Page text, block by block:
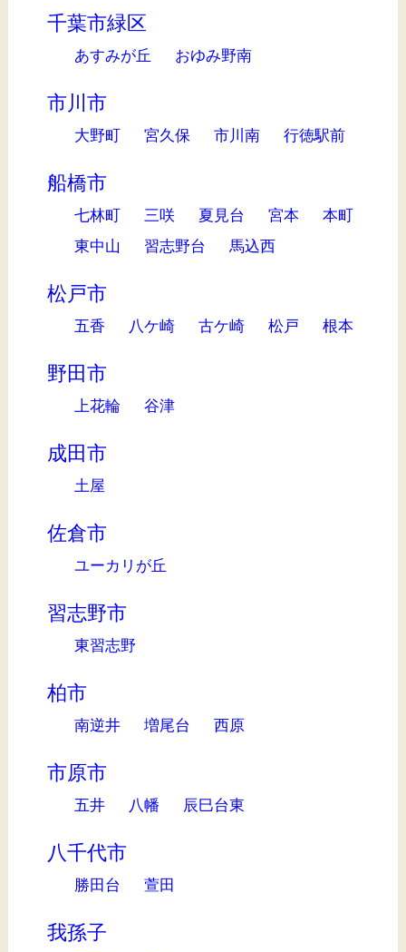
千葉市緑区
あすみが丘 おゆみ野南
市川市
大野町 宮久保 市川南 行徳駅前
船橋市
七林町 三咲 夏見台 宮本
本町
東中山
習志野台 馬込西
松戸市
五香 八ケ崎 古ケ崎 松戸 根本
野田市
上花輪 谷津
成田市
土屋
佐倉市
ユーカリが丘
習志野市
東習志野
柏市
南逆井 増尾台 西原
市原市
五井 八幡 辰巳台東
八千代市
勝田台 萱田
我孫子